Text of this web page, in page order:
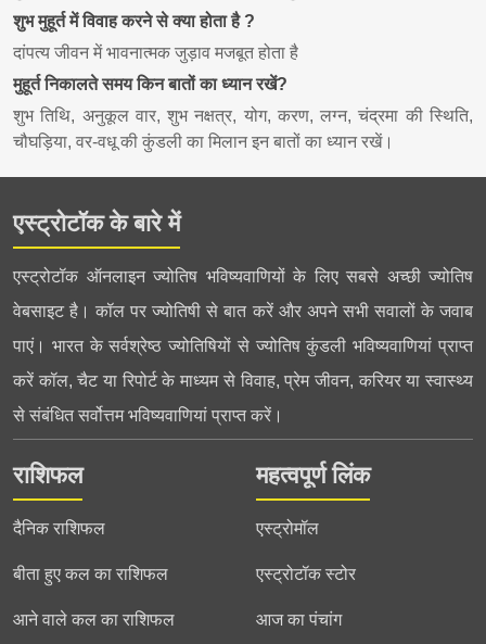
शुभ मुहूर्त में विवाह करने से क्या होता है ?
दांपत्य जीवन में भावनात्मक जुड़ाव मजबूत होता है
मुहूर्त निकालते समय किन बातों का ध्यान रखें?
शुभ तिथि, अनुकूल वार, शुभ नक्षत्र, योग, करण, लग्न, चंद्रमा की स्थिति,
चौघड़िया, वर-वधू की कुंडली का मिलान इन बातों का ध्यान रखें।
एस्ट्रोटॉक के बारे में
एस्ट्रोटॉक ऑनलाइन ज्योतिष भविष्यवाणियों के लिए सबसे अच्छी ज्योतिष
वेबसाइट है। कॉल पर ज्योतिषी से बात करें और अपने सभी सवालों के जवाब
पाएं। भारत के सर्वश्रेष्ठ ज्योतिषियों से ज्योतिष कुंडली भविष्यवाणियां प्राप्त
करें कॉल, चैट या रिपोर्ट के माध्यम से विवाह, प्रेम जीवन, करियर या स्वास्थ्य
से संबंधित सर्वोत्तम भविष्यवाणियां प्राप्त करें।
राशिफल
दैनिक राशिफल
बीता हुए कल का राशिफल
आने वाले कल का राशिफल
महत्वपूर्ण लिंक
एस्ट्रोमॉल
एस्ट्रोटॉक स्टोर
आज का पंचांग